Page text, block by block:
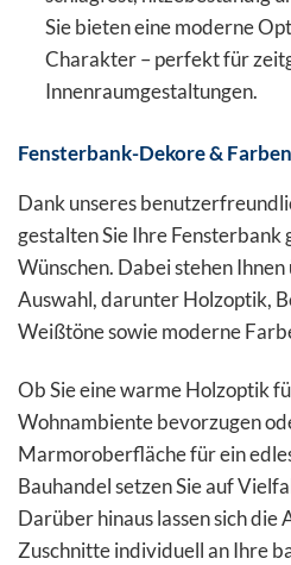
Sie bieten eine moderne
Charakter – perfekt für
Innenraumgestaltungen.
Fensterbank-Dekore &
Dank unseres
gestalten Sie Ihre Fensterbank
Wünschen. Dabei stehen
Auswahl, darunter Holzoptik,
Weißtöne sowie moderne
Ob Sie eine warme Holzoptik
Wohnambiente bevorzugen
Marmoroberfläche für ein
Bauhandel setzen Sie auf
Darüber hinaus lassen sich die
Zuschnitte individuell an Ihre